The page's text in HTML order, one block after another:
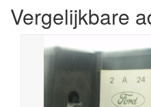
Vergelijkbare